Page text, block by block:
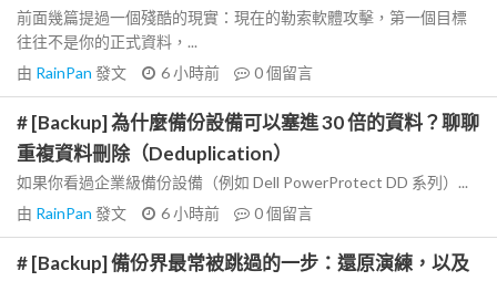
前面幾篇提過一個殘酷的現實：現在的勒索軟體攻擊，第一個目標
往往不是你的正式資料，...
由 RainPan 發文 6 小時前 0個留言
# [Backup] 為什麼備份設備可以塞進 30 倍的資料？聊聊
重複資料刪除（Deduplication）
如果你看過企業級備份設備（例如 Dell PowerProtect DD 系列）...
由 RainPan 發文 6 小時前 0個留言
# [Backup] 備份界最常被跳過的一步：還原演練，以及